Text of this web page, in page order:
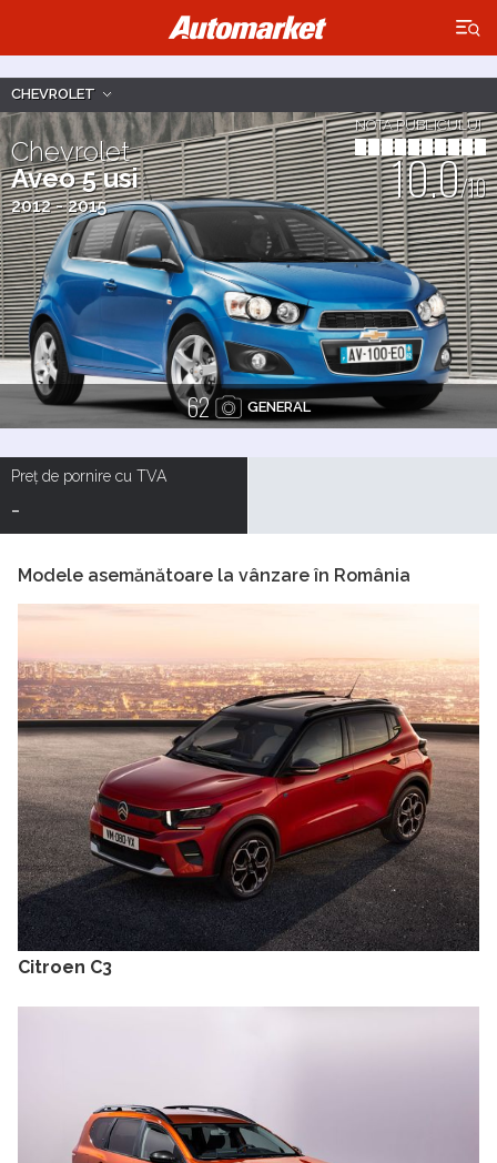
×
CHEVROLET
Chevrolet
Aveo 5 usi
2012 - 2015
NOTA PUBLICULUI
10.0/10
62 GENERAL
Preț de pornire cu TVA
-
Modele asemănătoare la vânzare în România
Citroen C3